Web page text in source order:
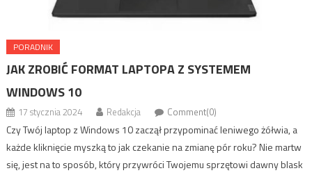
PORADNIK
JAK ZROBIĆ FORMAT LAPTOPA Z SYSTEMEM
WINDOWS 10
17 stycznia 2024 Redakcja Comment(0)
Czy Twój laptop z Windows 10 zaczął przypominać leniwego żółwia, a
każde kliknięcie myszką to jak czekanie na zmianę pór roku? Nie martw
się, jest na to sposób, który przywróci Twojemu sprzętowi dawny blask